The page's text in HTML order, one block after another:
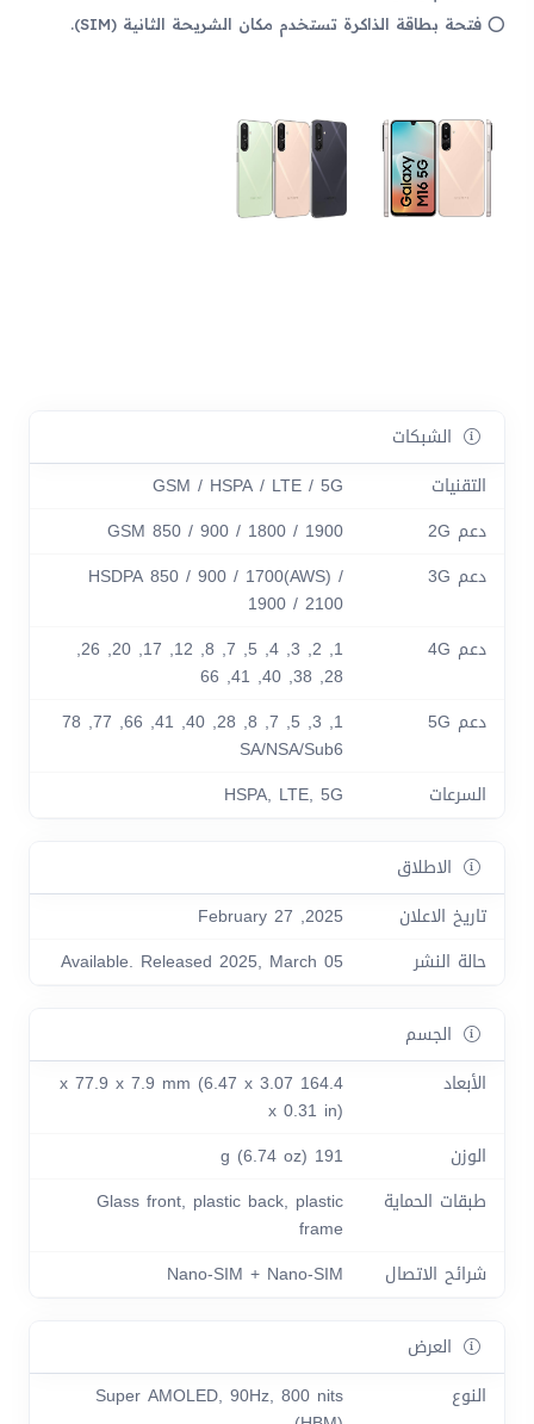
فتحة بطاقة الذاكرة تستخدم مكان الشريحة الثانية (SIM).
الشبكات
التقنيات
GSM / HSPA / LTE / 5G
دعم 2G
GSM 850 / 900 / 1800 / 1900
دعم 3G
HSDPA 850 / 900 / 1700(AWS) /
1900 / 2100
دعم 4G
1, 2, 3, 4, 5, 7, 8, 12, 17, 20, 26,
28, 38, 40, 41, 66
دعم 5G
1, 3, 5, 7, 8, 28, 40, 41, 66, 77, 78
SA/NSA/Sub6
السرعات
HSPA, LTE, 5G
الاطلاق
تاريخ الاعلان
2025, February 27
حالة النشر
Available. Released 2025, March 05
الجسم
الأبعاد
164.4 x 77.9 x 7.9 mm (6.47 x 3.07
x 0.31 in)
الوزن
191 g (6.74 oz)
طبقات الحماية
Glass front, plastic back, plastic
frame
شرائح الاتصال
Nano-SIM + Nano-SIM
العرض
النوع
Super AMOLED, 90Hz, 800 nits